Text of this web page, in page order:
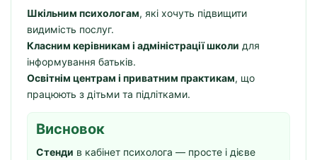
Шкільним психологам, які хочуть підвищити
видимість послуг.
Класним керівникам і адміністрації школи для
інформування батьків.
Освітнім центрам і приватним практикам, що
працюють з дітьми та підлітками.
Висновок
Стенди в кабінет психолога — просте і дієве